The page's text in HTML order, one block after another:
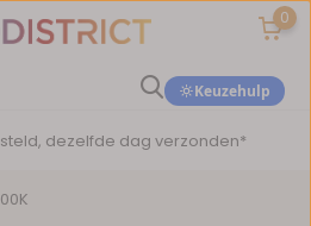
0
Keuzehulp
dezelfde dag verzonden*